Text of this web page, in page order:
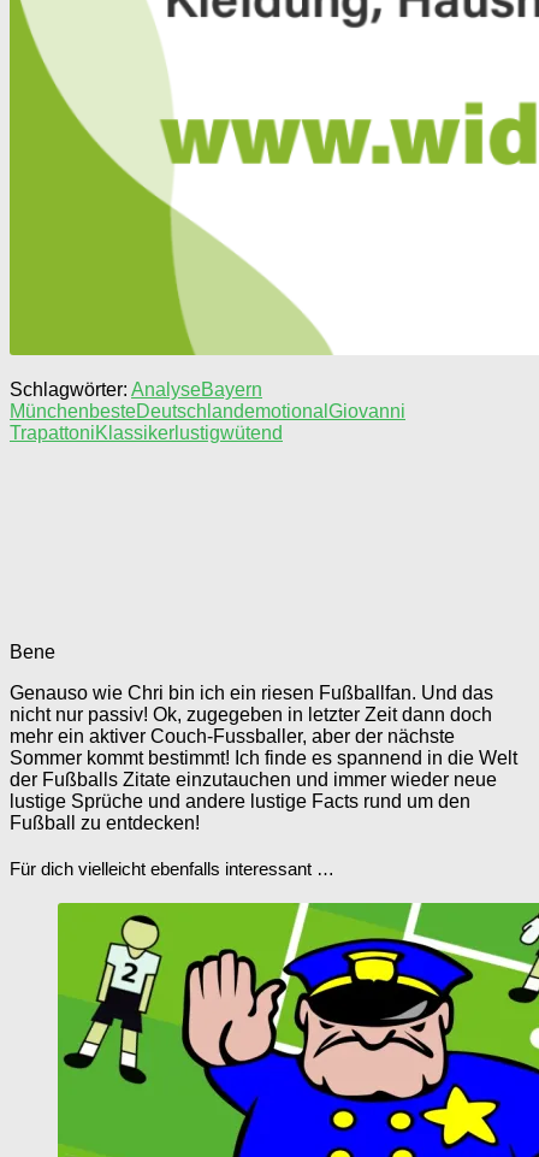
Schlagwörter: AnalyseBayern
MünchenbesteDeutschlandemotional Giovanni
TrapattoniKlassiker lustigwütend
Bene
Genauso wie Chri bin ich ein riesen Fußballfan. Und das
nicht nur passiv! Ok, zugegeben in letzter Zeit dann doch
mehr ein aktiver Couch-Fussballer, aber der nächste
Sommer kommt bestimmt! Ich finde es spannend in die Welt
der Fußballs Zitate einzutauchen und immer wieder neue
lustige Sprüche und andere lustige Facts rund um den
Fußball zu entdecken!
Für dich vielleicht ebenfalls interessant …